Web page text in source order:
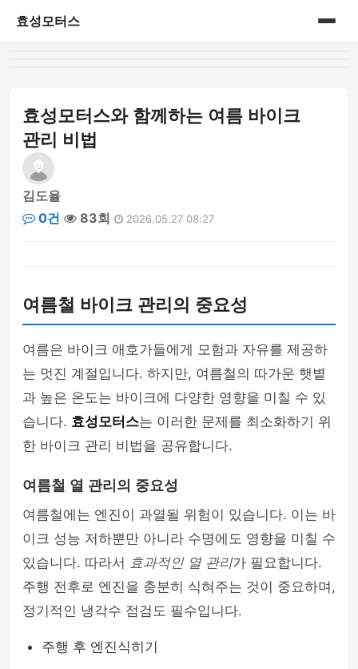
효성모터스
효성모터스와 함께하는 여름 바이크
관리 비법
김도율
0건
83회 2026.05.27 08:27
여름철 바이크 관리의 중요성
여름은 바이크 애호가들에게 모험과 자유를 제공하
는 멋진 계절입니다. 하지만, 여름철의 따가운 햇볕
과 높은 온도는 바이크에 다양한 영향을 미칠 수 있
습니다. 효성모터스는 이러한 문제를 최소화하기 위
한 바이크 관리 비법을 공유합니다.
여름철 열 관리의 중요성
여름철에는 엔진이 과열될 위험이 있습니다. 이는 바
이크 성능 저하뿐만 아니라 수명에도 영향을 미칠 수
있습니다. 따라서 효과적인 열 관리가 필요합니다.
주행 전후로 엔진을 충분히 식혀주는 것이 중요하며,
정기적인 냉각수 점검도 필수입니다.
주행 후 엔진식히기